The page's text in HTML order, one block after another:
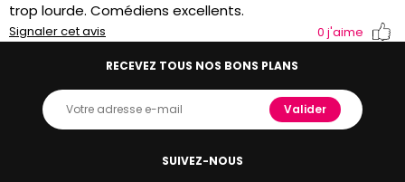
trop lourde. Comédiens excellents.
Signaler cet avis 0 j'aime
SUIVEZ-NOUS
RECEVEZ TOUS NOS BONS PLANS
Valider